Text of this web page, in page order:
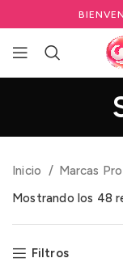
Inicio Marcas
Mostrando los 48
Filtros